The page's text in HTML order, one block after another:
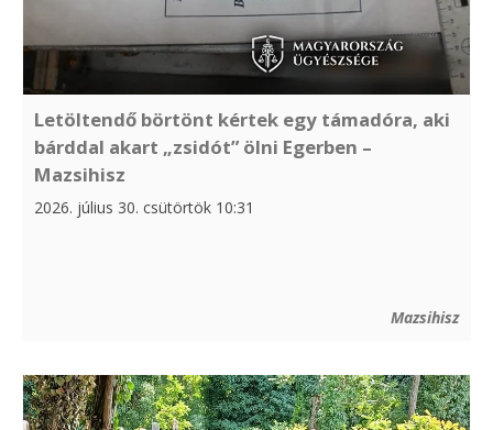
Letöltendő börtönt kértek egy támadóra, aki
bárddal akart „zsidót” ölni Egerben –
Mazsihisz
2026. július 30. csütörtök 10:31
Mazsihisz